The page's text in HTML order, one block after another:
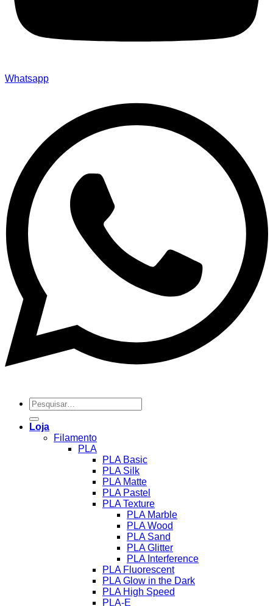
Whatsapp
Pesquisar
por:
Loja
Filamento
PLA
PLA Basic
PLA Silk
PLA Matte
PLA Pastel
PLA Texture
PLA Marble
PLA Wood
PLA Sand
PLA Glitter
PLA Interference
PLA Fluorescent
PLA Glow in the Dark
PLA High Speed
PLA-E